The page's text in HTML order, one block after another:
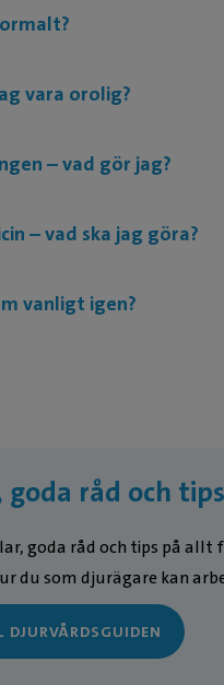
vara orolig?
– vad gör jag?
– vad ska jag göra?
vanligt igen?
råd och tips
goda råd och tips på allt
du som djurägare kan
DJURVÅRDSGUIDEN